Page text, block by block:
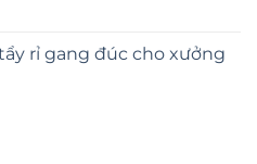
rỉ gang đúc cho xưởng